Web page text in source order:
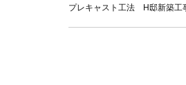
プレキャスト工法 H邸新築